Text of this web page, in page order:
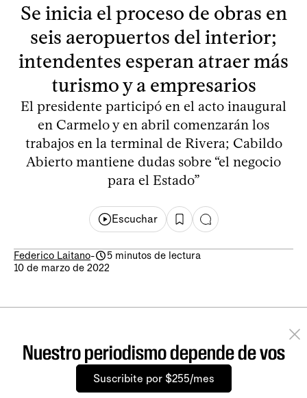
Se inicia el proceso de obras en
seis aeropuertos del interior;
intendentes esperan atraer más
turismo y a empresarios
El presidente participó en el acto inaugural
en Carmelo y en abril comenzarán los
trabajos en la terminal de Rivera; Cabildo
Abierto mantiene dudas sobre “el negocio
para el Estado”
Escuchar
Federico Laitano-
5 minutos de lectura
10 de marzo de 2022
Nuestro periodismo depende de vos
Suscribite por $255/mes